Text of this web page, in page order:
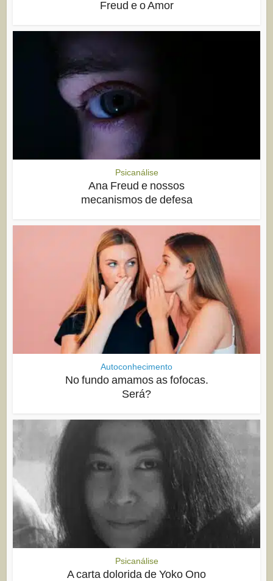
Freud e o Amor
Psicanálise
Ana Freud e nossos
mecanismos de defesa
Autoconhecimento
No fundo amamos as fofocas.
Será?
Psicanálise
A carta dolorida de Yoko Ono